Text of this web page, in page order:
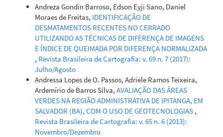
Andreza Gondin Barroso, Edson Eyji Sano, Daniel
Moraes de Freitas, IDENTIFICAÇÃO DE
DESMATAMENTOS RECENTES NO CERRADO
UTILIZANDO AS TÉCNICAS DE DIFERENÇA DE IMAGENS
E ÍNDICE DE QUEIMADA POR DIFERENÇA NORMALIZADA
, Revista Brasileira de Cartografia: v. 69 n. 7 (2017):
Julho/Agosto
Andressa Lopes de O. Passos, Adriele Ramos Teixeira,
Ardemírio de Barros Silva, AVALIAÇÃO DAS ÁREAS
VERDES NA REGIÃO ADMINISTRATIVA DE IPITANGA, EM
SALVADOR (BA), COM O USO DE GEOTECNOLOGIAS ,
Revista Brasileira de Cartografia: v. 65 n. 6 (2013):
Novembro/Dezembro